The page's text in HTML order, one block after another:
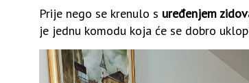
Prije nego se krenulo s uređenjem
je jednu komodu koja će se dobro